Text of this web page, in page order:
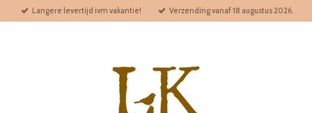
Langere levertijd ivm vakantie! Verzending vanaf 18 augustus 2026.